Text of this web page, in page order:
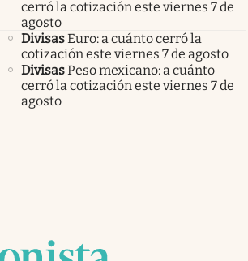
cerró la cotización este viernes 7 de
agosto
DivisasEuro: a cuánto cerró la
cotización este viernes 7 de agosto
DivisasPeso mexicano: a cuánto
cerró la cotización este viernes 7 de
agosto